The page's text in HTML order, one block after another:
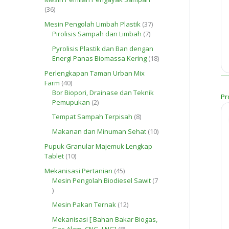
u
k
P
o
d
k
363
P
o
d
k
Mesin Pengolah Limbah Plastik 373
r
o
k
Pirolisis Sampah dan Limbah 77
r
o
k
Pyrolisis Plastik dan Ban dengan
Energi Panas Biomassa Kering 181
Perlengkapan Taman Urban Mix
Farm 404
0
P
o
d
k
Bor Biopori, Drainase dan Teknik
Pemupukan 22
r
o
u
Tempat Sampah Terpisah 88
r
o
Makanan dan Minuman Sehat 101
d
Pupuk Granular Majemuk Lengkap
Tablet 101
P
d
k
Mekanisasi Pertanian 454
5
o
d
Mesin Pengolah Biodiesel Sawit 7
7
r
o
Mesin Pakan Ternak 121
P
Mekanisasi [ Bahan Bakar Biogas,